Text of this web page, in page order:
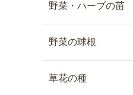
野菜・ハーブの苗
野菜の球根
草花の種